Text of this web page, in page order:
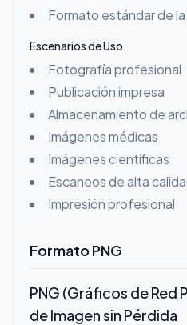
Formato estándar de
Escenarios de Uso
Fotografía profesional
Publicación impresa
Almacenamiento de
Imágenes médicas
Imágenes científicas
Escaneos de alta
Impresión profesional
Formato PNG
PNG (Gráficos de
de Imagen sin Pérdida